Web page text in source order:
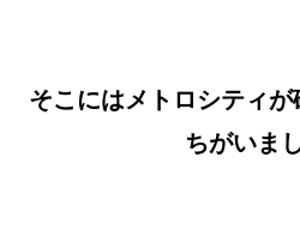
そこにはメトロシティ
ちがいま